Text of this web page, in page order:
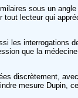
sous un
lecteur qui
les interrogations
que la
discrètement,
mesure Dupin,